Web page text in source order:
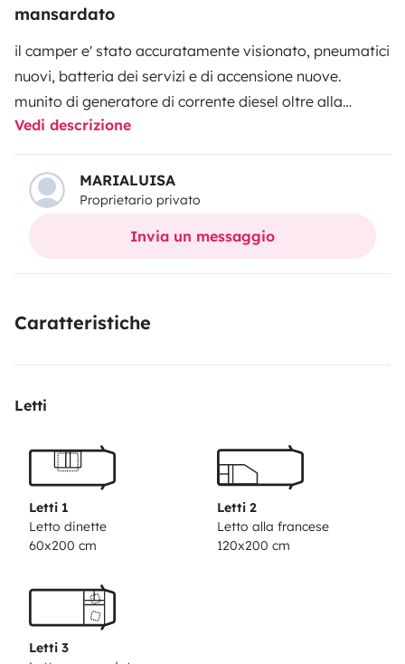
mansardato
il camper e' stato accuratamente visionato, pneumatici
nuovi, batteria dei servizi e di accensione nuove.
munito di generatore di corrente diesel oltre alla
batteria 12v
Vedi descrizione
MARIALUISA
Proprietario privato
Invia un messaggio
Caratteristiche
Letti
Letti 1
Letto dinette
60x200 cm
Letti 2
Letto alla francese
120x200 cm
Letti 3